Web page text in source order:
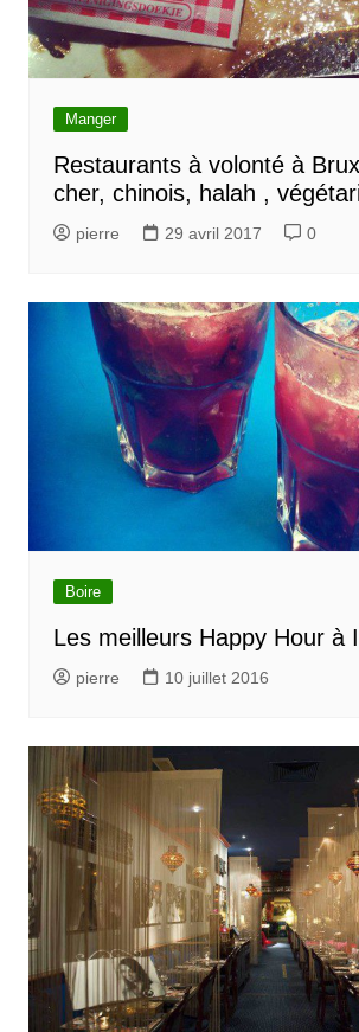
Manger
Restaurants à volonté à
cher, chinois, halah ,
pierre 29 avril 2017 0
Boire
Les meilleurs Happy Hour à
pierre 10 juillet 2016